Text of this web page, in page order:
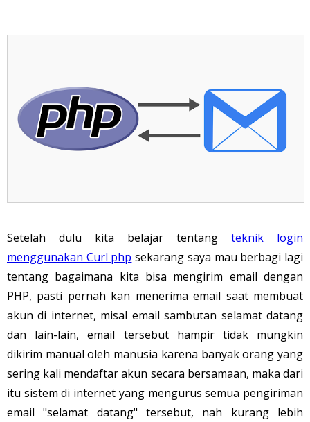
Setelah dulu kita belajar tentang teknik login
menggunakan Curl php sekarang saya mau berbagi lagi
tentang bagaimana kita bisa mengirim email dengan
PHP, pasti pernah kan menerima email saat membuat
akun di internet, misal email sambutan selamat datang
dan lain-lain, email tersebut hampir tidak mungkin
dikirim manual oleh manusia karena banyak orang yang
sering kali mendaftar akun secara bersamaan, maka dari
itu sistem di internet yang mengurus semua pengiriman
email "selamat datang" tersebut, nah kurang lebih